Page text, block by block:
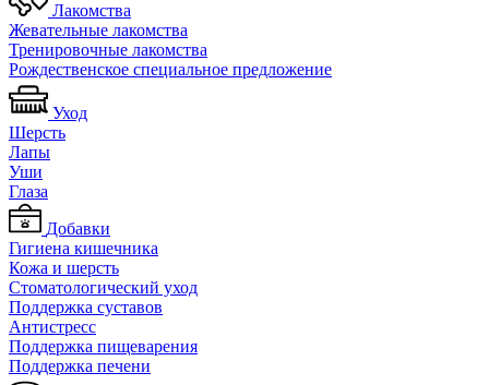
Лакомства
Жевательные лакомства
Тренировочные лакомства
Рождественское специальное предложение
Уход
Шерсть
Лапы
Уши
Глаза
Добавки
Гигиена кишечника
Кожа и шерсть
Cтоматологический уход
Поддержка суставов
Антистресс
Поддержка пищеварения
Поддержка печени